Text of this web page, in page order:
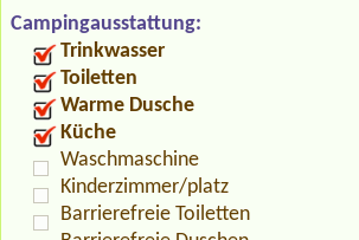
Campingausstattung:
Trinkwasser
Toiletten
Warme Dusche
Küche
Waschmaschine
Kinderzimmer/platz
Barrierefreie Toiletten